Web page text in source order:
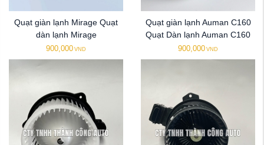
Quạt giàn lạnh Mirage Quạt
dàn lạnh Mirage
900,000 VND
Quạt giàn lạnh Auman C160
Quạt Dàn lạnh Auman C160
900,000 VND